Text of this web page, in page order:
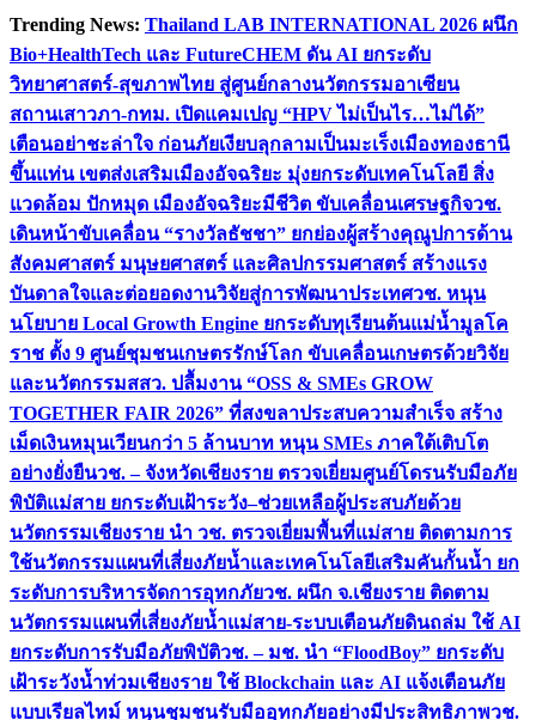
Skip
content
Trending News: Thailand LAB INTERNATIONAL 2026 ผนึก
Bio+HealthTech และ FutureCHEM ดัน AI ยกระดับ
วิทยาศาสตร์-สุขภาพไทย สู่ศูนย์กลางนวัตกรรมอาเซียน
สถานเสาวภา-กทม. เปิดแคมเปญ “HPV ไม่เป็นไร…ไม่ได้”
เตือนอย่าชะล่าใจ ก่อนภัยเงียบลุกลามเป็นมะเร็งเมืองทองธานี
ขึ้นแท่น เขตส่งเสริมเมืองอัจฉริยะ มุ่งยกระดับเทคโนโลยี สิ่ง
แวดล้อม ปักหมุด เมืองอัจฉริยะมีชีวิต ขับเคลื่อนเศรษฐกิจวช.
เดินหน้าขับเคลื่อน “รางวัลธัชชา” ยกย่องผู้สร้างคุณูปการด้าน
สังคมศาสตร์ มนุษยศาสตร์ และศิลปกรรมศาสตร์ สร้างแรง
บันดาลใจและต่อยอดงานวิจัยสู่การพัฒนาประเทศวช. หนุน
นโยบาย Local Growth Engine ยกระดับทุเรียนต้นแม่น้ำมูลโค
ราช ตั้ง 9 ศูนย์ชุมชนเกษตรรักษ์โลก ขับเคลื่อนเกษตรด้วยวิจัย
และนวัตกรรมสสว. ปลื้มงาน “OSS & SMEs GROW
TOGETHER FAIR 2026” ที่สงขลาประสบความสำเร็จ สร้าง
เม็ดเงินหมุนเวียนกว่า 5 ล้านบาท หนุน SMEs ภาคใต้เติบโต
อย่างยั่งยืนวช. – จังหวัดเชียงราย ตรวจเยี่ยมศูนย์โดรนรับมือภัย
พิบัติแม่สาย ยกระดับเฝ้าระวัง–ช่วยเหลือผู้ประสบภัยด้วย
นวัตกรรมเชียงราย นำ วช. ตรวจเยี่ยมพื้นที่แม่สาย ติดตามการ
ใช้นวัตกรรมแผนที่เสี่ยงภัยน้ำและเทคโนโลยีเสริมคันกั้นน้ำ ยก
ระดับการบริหารจัดการอุทกภัยวช. ผนึก จ.เชียงราย ติดตาม
นวัตกรรมแผนที่เสี่ยงภัยน้ำแม่สาย-ระบบเตือนภัยดินถล่ม ใช้ AI
ยกระดับการรับมือภัยพิบัติวช. – มช. นำ “FloodBoy” ยกระดับ
เฝ้าระวังน้ำท่วมเชียงราย ใช้ Blockchain และ AI แจ้งเตือนภัย
แบบเรียลไทม์ หนุนชุมชนรับมืออุทกภัยอย่างมีประสิทธิภาพวช.